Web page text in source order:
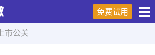
免费试用
上市公关
正文